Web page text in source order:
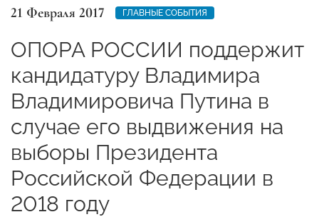
21 Февраля 2017 ГЛАВНЫЕ СОБЫТИЯ
ОПОРА РОССИИ поддержит
кандидатуру Владимира
Владимировича Путина в
случае его выдвижения на
выборы Президента
Российской Федерации в
2018 году